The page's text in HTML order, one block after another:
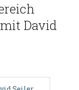
David